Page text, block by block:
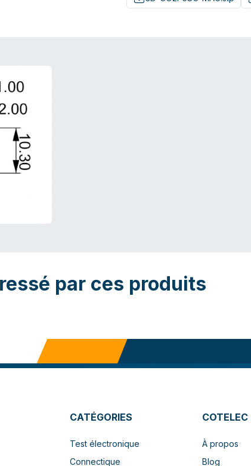
par ces produits
CATÉGORIES
Test électronique
Connectique
COTELEC
À propos
Blog